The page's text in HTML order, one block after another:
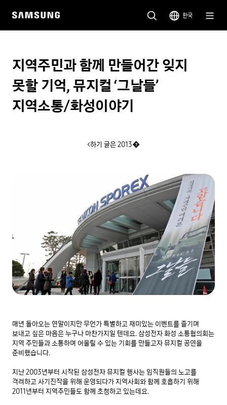
한국
지역주민과 함께 만들어간 잊지
못할 기억, 뮤지컬 ‘그날들’
지역소통/화성이야기
<하기 글은 2013�
매년 돌아오는 연말이지만 무언가 특별하고 재미있는 이벤트를 즐기며
보내고 싶은 마음은 누구나 마찬가지일 텐데요. 삼성전자 화성 소통협의회는
지역 주민들과 소통하며 어울릴 수 있는 기회를 만들고자 뮤지컬 공연을
준비했습니다.
지난 2003년부터 시작된 삼성전자 뮤지컬 행사는 임직원들의 노고를
격려하고 사기진작을 위해 운영되다가 지역사회와 함께 호흡하기 위해
2011년부터 지역주민들도 함께 초청하고 있는데요.